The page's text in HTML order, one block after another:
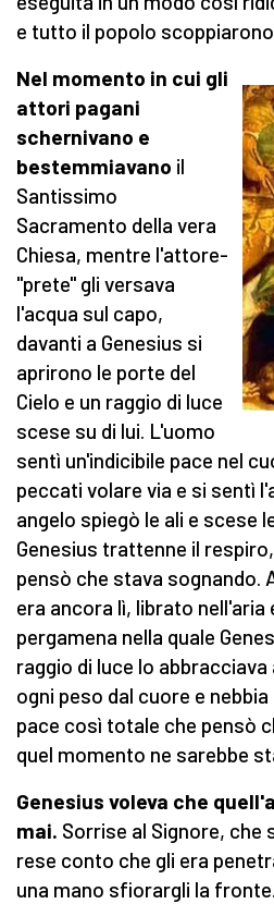
e tutto il popolo
Nel momento in cui gli
attori pagani
schernivano e
bestemmiavano il
Santissimo
Sacramento della vera
Chiesa, mentre l'attore-
"prete" gli versava
l'acqua sul capo,
davanti a Genesius si
aprirono le porte del
Cielo e un raggio di luce
scese su di lui. L'uomo
sentì un'indicibile pace nel
peccati volare via e si sentì
angelo spiegò le ali e scese
Genesius trattenne il
pensò che stava sognando.
era ancora lì, librato nell'aria
pergamena nella quale
raggio di luce lo
ogni peso dal cuore e
pace così totale che pensò
quel momento ne sarebbe
Genesius voleva che
mai. Sorrise al Signore, che
rese conto che gli era
una mano sfiorargli la